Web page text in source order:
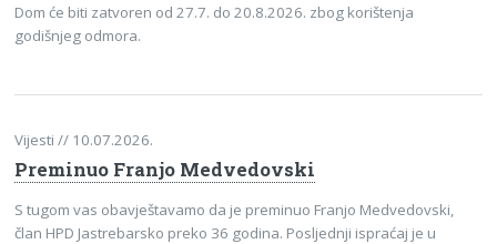
Dom će biti zatvoren od 27.7. do 20.8.2026. zbog korištenja
godišnjeg odmora.
Vijesti// 10.07.2026.
Preminuo Franjo Medvedovski
S tugom vas obavještavamo da je preminuo Franjo Medvedovski,
član HPD Jastrebarsko preko 36 godina. Posljednji ispraćaj je u